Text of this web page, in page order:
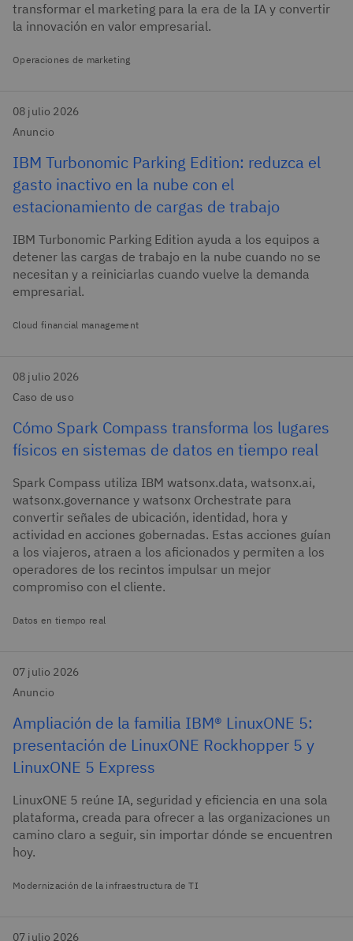
transformar el marketing para la era de la IA y convertir
la innovación en valor empresarial.
Operaciones de marketing
08 julio 2026
Anuncio
IBM Turbonomic Parking Edition: reduzca el
gasto inactivo en la nube con el
estacionamiento de cargas de trabajo
IBM Turbonomic Parking Edition ayuda a los equipos a
detener las cargas de trabajo en la nube cuando no se
necesitan y a reiniciarlas cuando vuelve la demanda
empresarial.
Cloud financial management
08 julio 2026
Caso de uso
Cómo Spark Compass transforma los lugares
físicos en sistemas de datos en tiempo real
Spark Compass utiliza IBM watsonx.data, watsonx.ai,
watsonx.governance y watsonx Orchestrate para
convertir señales de ubicación, identidad, hora y
actividad en acciones gobernadas. Estas acciones guían
a los viajeros, atraen a los aficionados y permiten a los
operadores de los recintos impulsar un mejor
compromiso con el cliente.
Datos en tiempo real
07 julio 2026
Anuncio
Ampliación de la familia IBM® LinuxONE 5:
presentación de LinuxONE Rockhopper 5 y
LinuxONE 5 Express
LinuxONE 5 reúne IA, seguridad y eficiencia en una sola
plataforma, creada para ofrecer a las organizaciones un
camino claro a seguir, sin importar dónde se encuentren
hoy.
Modernización de la infraestructura de TI
07 julio 2026